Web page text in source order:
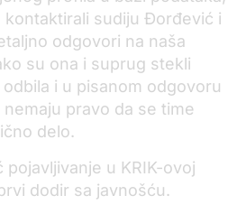
kontaktirali sudiju Đorđević i
odgovori na naša
su ona i suprug stekli
i u pisanom odgovoru
pravo da se time
delo.
u KRIK-ovoj
dodir sa javnošću.